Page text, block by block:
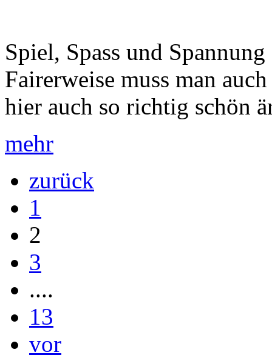
Spiel, Spass und
Fairerweise muss man
hier auch so richtig schön
mehr
zurück
1
2
3
....
13
vor